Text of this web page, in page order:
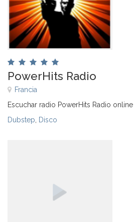
PowerHits Radio
Francia
Escuchar radio PowerHits Radio online
Dubstep Disco